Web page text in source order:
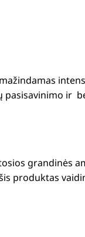
pasisavinimo ir
grandinės
produktas